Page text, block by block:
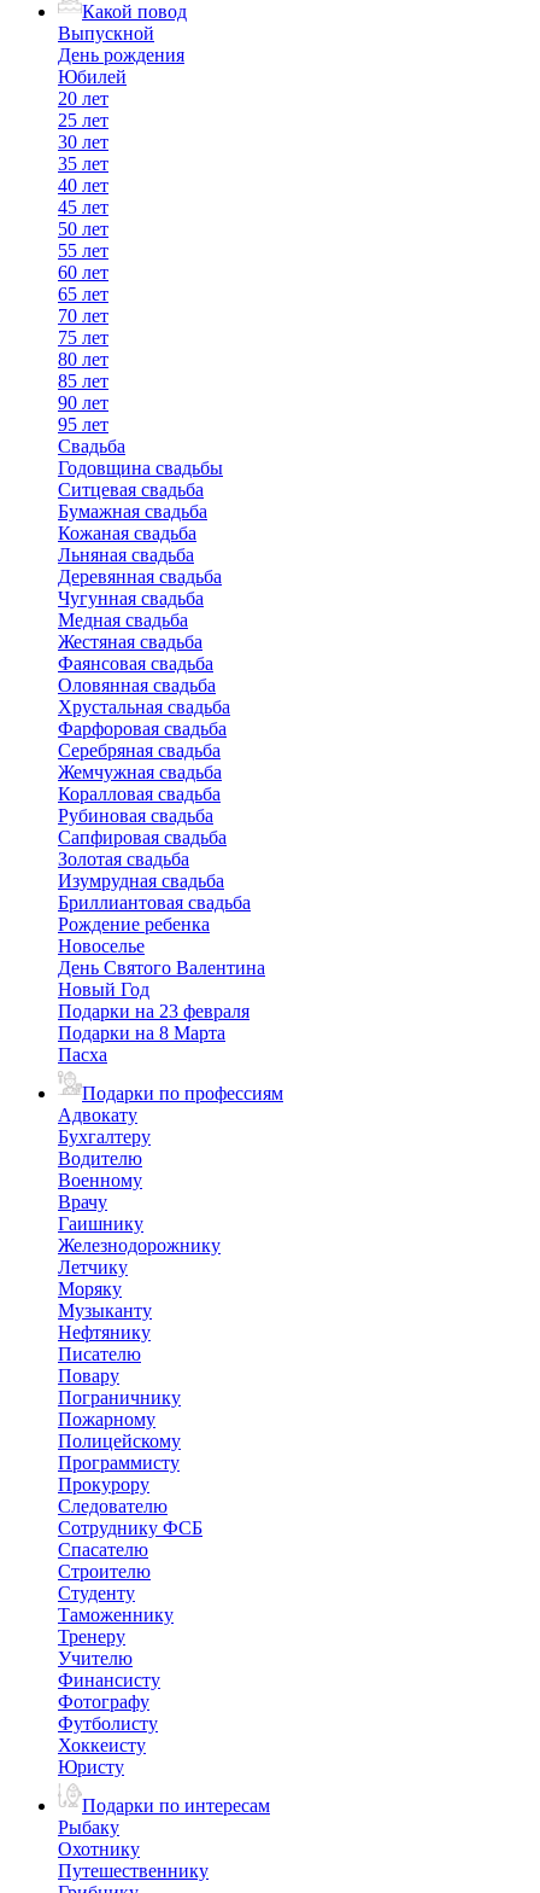
Какой повод
Выпускной
День рождения
Юбилей
20 лет
25 лет
30 лет
35 лет
40 лет
45 лет
50 лет
55 лет
60 лет
65 лет
70 лет
75 лет
80 лет
85 лет
90 лет
95 лет
Свадьба
Годовщина свадьбы
Ситцевая свадьба
Бумажная свадьба
Кожаная свадьба
Льняная свадьба
Деревянная свадьба
Чугунная свадьба
Медная свадьба
Жестяная свадьба
Фаянсовая свадьба
Оловянная свадьба
Хрустальная свадьба
Фарфоровая свадьба
Серебряная свадьба
Жемчужная свадьба
Коралловая свадьба
Рубиновая свадьба
Сапфировая свадьба
Золотая свадьба
Изумрудная свадьба
Бриллиантовая свадьба
Рождение ребенка
Новоселье
День Святого Валентина
Новый Год
Подарки на 23 февраля
Подарки на 8 Марта
Пасха
Подарки по профессиям
Адвокату
Бухгалтеру
Водителю
Военному
Врачу
Гаишнику
Железнодорожнику
Летчику
Моряку
Музыканту
Нефтянику
Писателю
Повару
Пограничнику
Пожарному
Полицейскому
Программисту
Прокурору
Следователю
Сотруднику ФСБ
Спасателю
Строителю
Студенту
Таможеннику
Тренеру
Учителю
Финансисту
Фотографу
Футболисту
Хоккеисту
Юристу
Подарки по интересам
Рыбаку
Охотнику
Путешественнику